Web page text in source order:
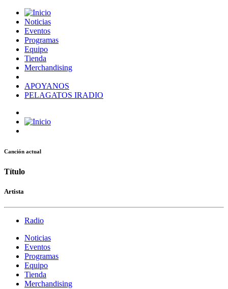
Noticias
Eventos
Programas
Equipo
Tienda
Merchandising
APOYANOS
PELAGATOS IRADIO
Canción actual
Título
Artista
Radio
Noticias
Eventos
Programas
Equipo
Tienda
Merchandising